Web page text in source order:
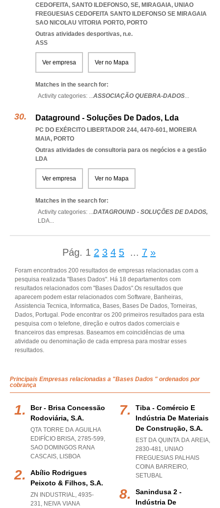
CEDOFEITA, SANTO ILDEFONSO, SE, MIRAGAIA, UNIAO
FREGUESIAS CEDOFEITA SANTO ILDEFONSO SE MIRAGAIA
SAO NICOLAU VITORIA PORTO, PORTO
Outras atividades desportivas, n.e.
ASS
Ver empresa Ver no Mapa
Matches in the search for:
Activity categories: ...ASSOCIAÇÃO QUEBRA-DADOS...
Dataground - Soluções De Dados, Lda
PC DO EXÉRCITO LIBERTADOR 244, 4470-601, MOREIRA
MAIA, PORTO
Outras atividades de consultoria para os negócios e a gestão
LDA
Ver empresa Ver no Mapa
Matches in the search for:
Activity categories: ...DATAGROUND - SOLUÇÕES DE DADOS,
LDA...
Pág. 1 2 3 4 5 ... 7 »
Foram encontrados 200 resultados de empresas relacionadas com a
pesquisa realizada "Bases Dados". Há 18 departamentos com
resultados relacionados com "Bases Dados".Os resultados que
aparecem podem estar relacionados com Software, Banheiras,
Assistencia Tecnica, Informatica, Bases, Bases De Dados, Torneiras,
Dados, Portugal. Pode encontrar os 200 primeiros resultados para esta
pesquisa com o telefone, direção e outros dados comerciais e
financeiros das empresas. Baseamos em coincidências de uma
atividade ou denominação de cada empresa para mostrar esses
resultados.
Principais Empresas relacionadas a "Bases Dados " ordenados por
cobrança
Bcr - Brisa Concessão
Rodoviária, S.a.
QTA TORRE DA AGUILHA
EDIFÍCIO BRISA, 2785-599,
SAO DOMINGOS RANA
CASCAIS, LISBOA
Abílio Rodrigues
Peixoto & Filhos, S.a.
ZN INDUSTRIAL, 4935-
231, NEIVA VIANA
Tiba - Comércio E
Indústria De Materiais
De Construção, S.a.
EST DA QUINTA DA AREIA,
2830-481, UNIAO
FREGUESIAS PALHAIS
COINA BARREIRO,
SETUBAL
Sanindusa 2 -
Indústria De